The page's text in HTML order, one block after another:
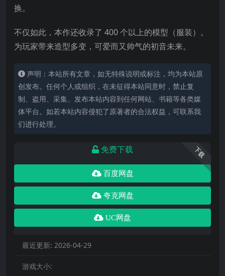
换。
不仅如此，本作还收录了 400 个以上的模型（服装）。
为玩家带来造型多变，可爱而又帅气的初音未来。
声明：本站所有文章，如无特殊说明或标注，均为本站原
创发布。任何个人或组织，在未征得本站同意时，禁止复
制、盗用、采集、发布本站内容到任何网站、书籍等各类媒
体平台。如若本站内容侵犯了原著者的合法权益，可联系我
们进行处理。
下载
免费下载
百度网盘
夸克网盘
UC网盘
最近更新: 2026-04-29
游戏大小: